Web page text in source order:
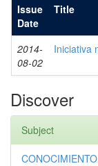
Issue
Date
Title
2014-
08-02
Iniciativa
Discover
Subject